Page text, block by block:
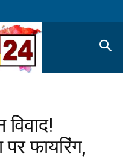
फायरिंग,